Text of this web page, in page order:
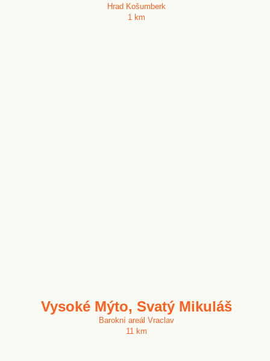
Hrad Košumberk
1 km
Vysoké Mýto, Svatý Mikuláš
Barokní areál Vraclav
11 km